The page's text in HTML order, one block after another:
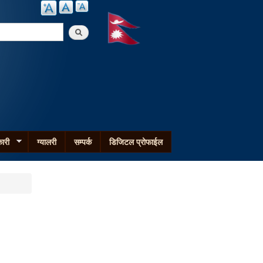
ग्यालरी सम्पर्क डिजिटल प्रोफाईल